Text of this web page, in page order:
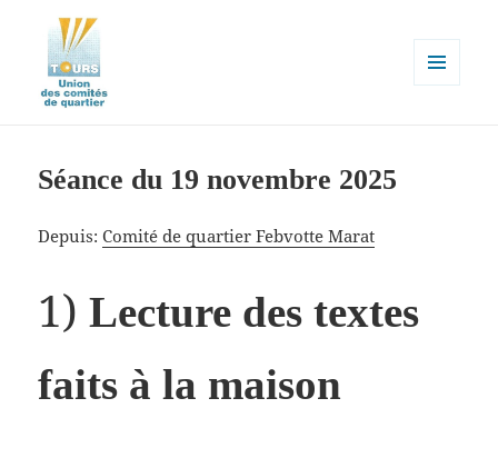
la ville de Tours
Séance du 19 novembre 2025
Depuis:Comité de quartier Febvotte Marat
1)Lecture des textes
faits à la maison